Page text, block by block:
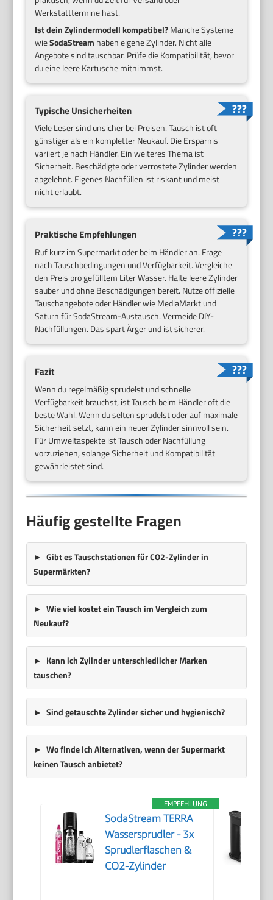
Werkstatttermine hast.
Ist dein Zylindermodell kompatibel?Manche Systeme
wieSodaStream haben eigene Zylinder. Nicht alle
Angebote sind tauschbar. Prüfe die Kompatibilität, bevor
du eine leere Kartusche mitnimmst.
Typische Unsicherheiten
Viele Leser sind unsicher bei Preisen. Tausch ist oft
günstiger als ein kompletter Neukauf. Die Ersparnis
variiert je nach Händler. Ein weiteres Thema ist
Sicherheit. Beschädigte oder verrostete Zylinder werden
abgelehnt. Eigenes Nachfüllen ist riskant und meist
nicht erlaubt.
Praktische Empfehlungen
Ruf kurz im Supermarkt oder beim Händler an. Frage
nach Tauschbedingungen und Verfügbarkeit. Vergleiche
den Preis pro gefülltem Liter Wasser. Halte leere Zylinder
sauber und ohne Beschädigungen bereit. Nutze offizielle
Tauschangebote oder Händler wie MediaMarkt und
Saturn für SodaStream-Austausch. Vermeide DIY-
Nachfüllungen. Das spart Ärger und ist sicherer.
Fazit
Wenn du regelmäßig sprudelst und schnelle
Verfügbarkeit brauchst, ist Tausch beim Händler oft die
beste Wahl. Wenn du selten sprudelst oder auf maximale
Sicherheit setzt, kann ein neuer Zylinder sinnvoll sein.
Für Umweltaspekte ist Tausch oder Nachfüllung
vorzuziehen, solange Sicherheit und Kompatibilität
gewährleistet sind.
Häufig gestellte Fragen
Gibt es Tauschstationen für CO2-Zylinder in
Supermärkten?
Wie viel kostet ein Tausch im Vergleich zum
Neukauf?
Kann ich Zylinder unterschiedlicher Marken
tauschen?
Sind getauschte Zylinder sicher und hygienisch?
Wo finde ich Alternativen, wenn der Supermarkt
keinen Tausch anbietet?
EMPFEHLUNG
SodaStream TERRA
Wassersprudler - 3x
Sprudlerflaschen &
CO2-Zylinder